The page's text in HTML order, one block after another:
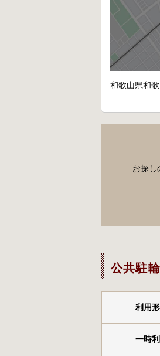
和歌山県和
お探し
公共駐
利用
一時